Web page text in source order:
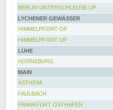
BERLIN-UNTERSCHLEUSE UP
LYCHENER GEWÄSSER
HIMMELPFORT OP
HIMMELPFORT UP
LÜHE
HORNEBURG
MAIN
ASTHEIM
FAULBACH
FRANKFURT OSTHAFEN